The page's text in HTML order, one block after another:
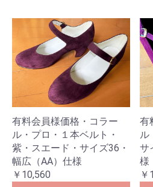
有料会員様価格・コラー
ル・プロ・１本ベルト・
紫・スエード・サイズ36・
幅広（AA）仕様
￥10,560
有
ル
サ
様
￥